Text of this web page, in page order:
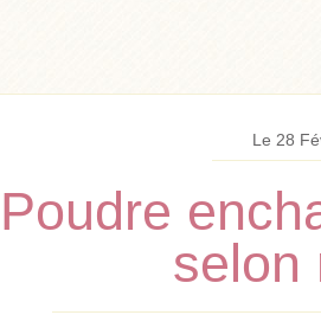
Le 28
Poudre
selon